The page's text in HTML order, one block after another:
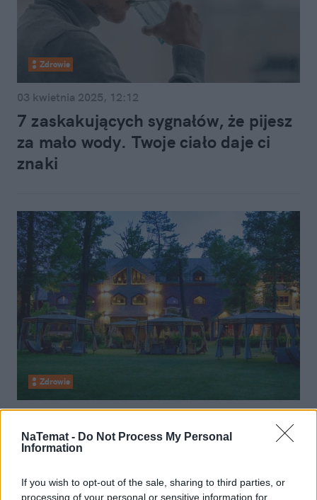
NaTemat - Do Not Process My Personal
Information
If you wish to opt-out of the sale, sharing to third parties, or
processing of your personal or sensitive information for
Zdrowie
03 kwietnia 2025, 12:12
7 zaskakujących sygnałów, że pijesz
za mało wody. Twoje ciało daje ci
znaki
Zdrowie
27 marca 2025, 14:36
Oaza dobrego samopoczucia. Ten
hotel szczyci się mianem Polskiego
Centrum Biowitalności